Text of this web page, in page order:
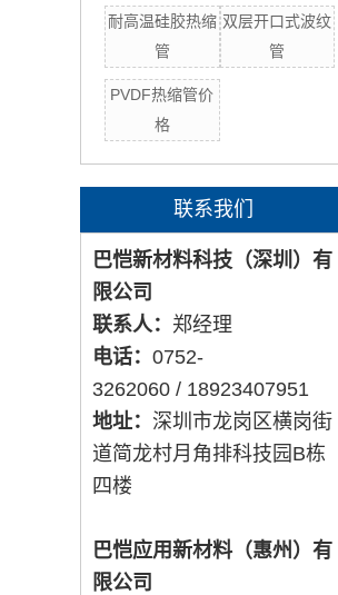
耐高温硅胶热缩
管
双层开口式波纹
管
PVDF热缩管价
格
联系我们
巴恺新材料科技（深圳）有
限公司
联系人： 郑经理
电话： 0752-
3262060 / 18923407951
地址： 深圳市龙岗区横岗街
道简龙村月角排科技园B栋
四楼
巴恺应用新材料（惠州）有
限公司